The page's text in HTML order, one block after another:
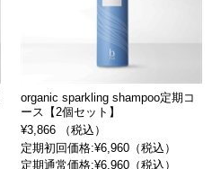
organic sparkling shampoo定期コ
ース【2個セット】
¥3,866 （税込）
定期初回価格:¥6,960（税込）
定期通常価格:¥6,960（税込）